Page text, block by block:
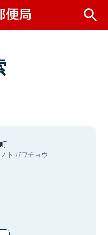
トガワチョウ